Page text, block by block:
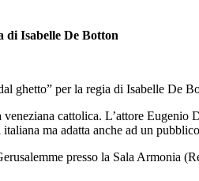
di Isabelle De Botton
ghetto” per la regia di Isabelle De
cattolica. L’attore Eugenio
ma adatta anche ad un
presso la Sala Armonia